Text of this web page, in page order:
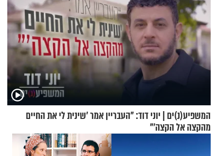
המשפיע(נ)ים | יוני דוד: "העבריין אמר 'שינית לי את החיים
מהקצה אל הקצה'"